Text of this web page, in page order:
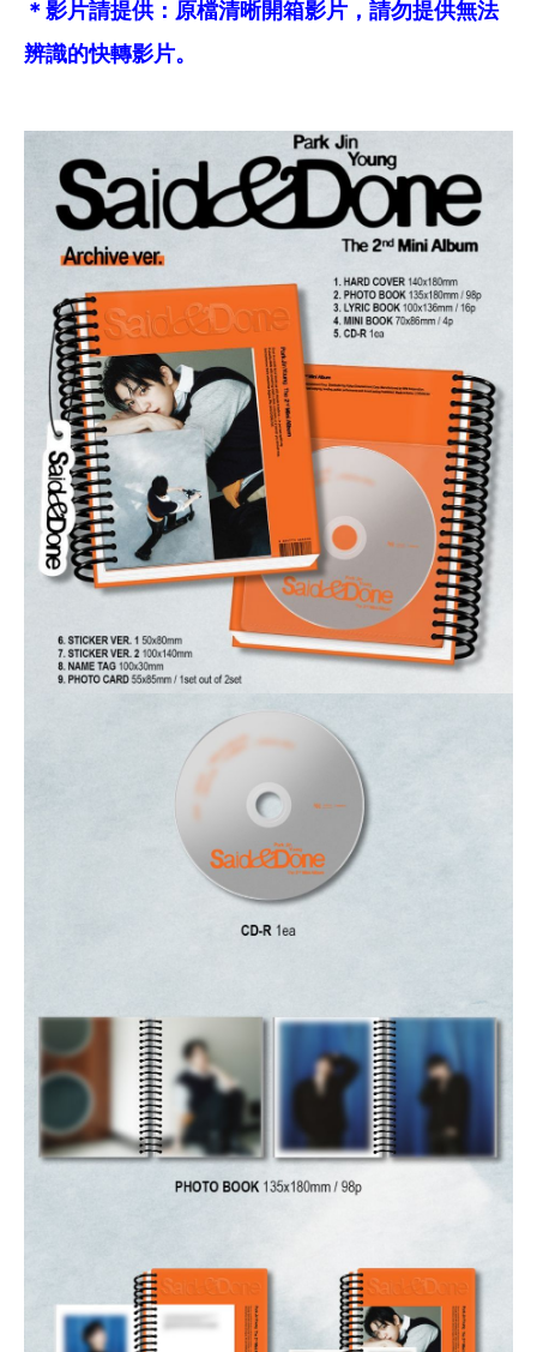
＊影片請提供：原檔清晰開箱影片，請勿提供無法
辨識的快轉影片。